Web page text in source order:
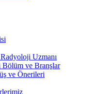
Uzmanı
ve Branşlar
ve Önerileri